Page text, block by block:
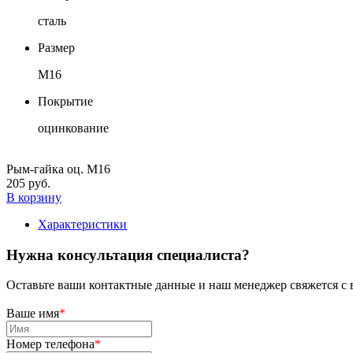
сталь
Размер
М16
Покрытие
оцинкование
Рым-гайка оц. М16
205 руб.
В корзину
Характеристики
Нужна консультация специалиста?
Оставьте ваши контактные данные и наш менеджер свяжется с
Ваше имя*
Номер телефона*